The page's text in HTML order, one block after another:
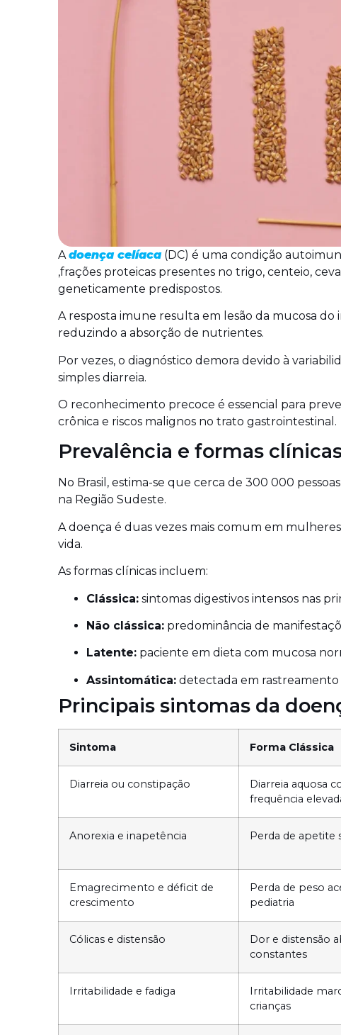
Adoença celíaca(DC) é uma condição
,frações proteicas presentes no trigo, centeio,
geneticamente predispostos.
A resposta imune resulta em lesão da mucosa
reduzindo a absorção de nutrientes.
Por vezes, o diagnóstico demora devido à
simples diarreia.
O reconhecimento precoce é essencial para
crônica e riscos malignos no trato gastrointestinal.
Prevalência e formas
No Brasil, estima-se que cerca de 300 000
na Região Sudeste.
A doença é duas vezes mais comum em
vida.
As formas clínicas incluem:
Clássica: sintomas digestivos intensos nas
Não clássica: predominância de
Latente: paciente em dieta com mucosa
Assintomática: detectada em rastreamento
Principais sintomas da
Sintoma Forma Clássica
Diarreia ou constipação
Diarreia aquosa
frequência
Anorexia e inapetência Perda de apetite
Emagrecimento e déficit de
crescimento
Perda de peso
pediatria
Cólicas e distensão
Dor e distensão
constantes
Irritabilidade e fadiga
Irritabilidade
crianças